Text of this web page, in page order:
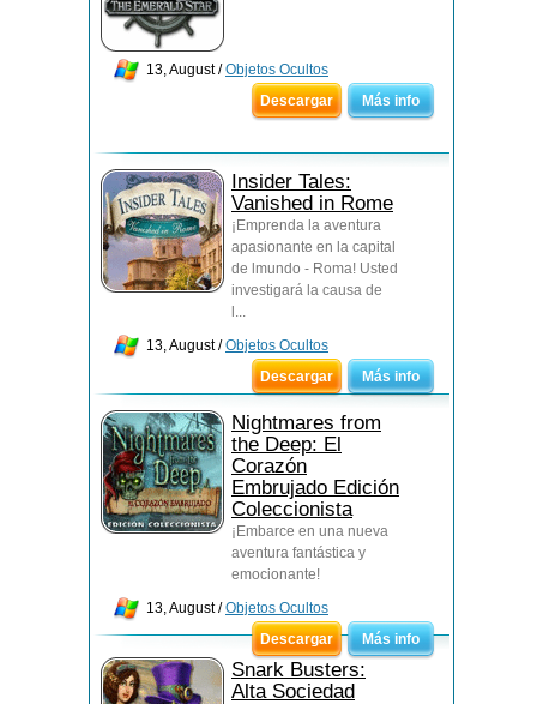
13, August /Objetos Ocultos
Descargar
Más info
Insider Tales:
Vanished in Rome
¡Emprenda la aventura
apasionante en la capital
de lmundo - Roma! Usted
investigará la causa de
l...
13, August /Objetos Ocultos
Descargar
Más info
Nightmares from
the Deep: El
Corazón
Embrujado Edición
Coleccionista
¡Embarce en una nueva
aventura fantástica y
emocionante!
13, August /Objetos Ocultos
Descargar
Más info
Snark Busters:
Alta Sociedad